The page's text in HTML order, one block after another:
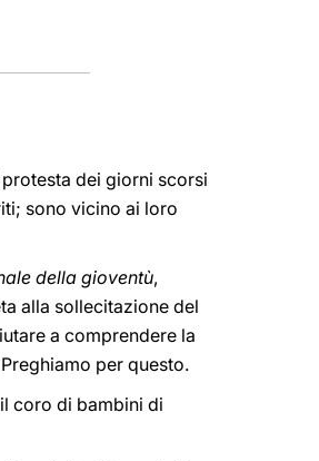
dei giorni scorsi
sono vicino ai loro
della gioventù,
alla sollecitazione del
a comprendere la
per questo.
coro di bambini di